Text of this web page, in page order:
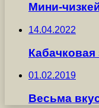
Мини-
14.04.2022
01.02.2019
Весьма